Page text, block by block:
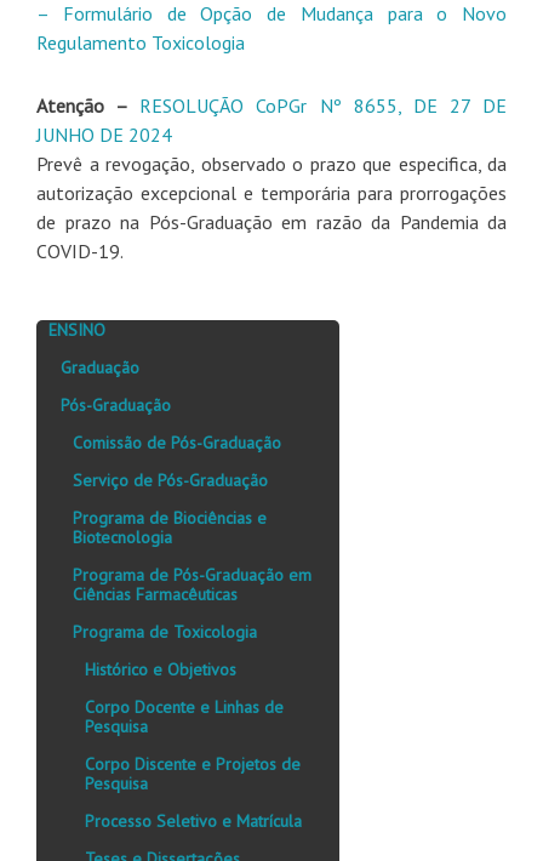
– Formulário de Opção de Mudança para o Novo
Regulamento Toxicologia
Atenção – RESOLUÇÃO CoPGr Nº 8655, DE 27 DE
JUNHO DE 2024
Prevê a revogação, observado o prazo que especifica, da
autorização excepcional e temporária para prorrogações
de prazo na Pós-Graduação em razão da Pandemia da
COVID-19.
ENSINO
Graduação
Pós-Graduação
Comissão de Pós-Graduação
Serviço de Pós-Graduação
Programa de Biociências e
Biotecnologia
Programa de Pós-Graduação em
Ciências Farmacêuticas
Programa de Toxicologia
Histórico e Objetivos
Corpo Docente e Linhas de
Pesquisa
Corpo Discente e Projetos de
Pesquisa
Processo Seletivo e Matrícula